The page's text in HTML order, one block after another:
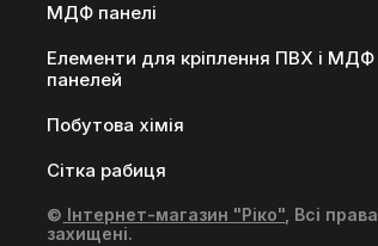
МДФ панелі
Елементи для кріплення ПВХ і МДФ
панелей
Побутова хімія
Сітка рабиця
© Інтернет-магазин "Ріко" , Всі права
захищені.